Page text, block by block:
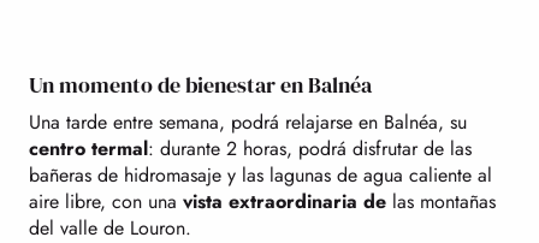
Un momento de bienestar en Balnéa
Una tarde entre semana, podrá relajarse en Balnéa, su
centro termal: durante 2 horas, podrá disfrutar de las
bañeras de hidromasaje y las lagunas de agua caliente al
aire libre, con una vista extraordinaria de las montañas
del valle de Louron.